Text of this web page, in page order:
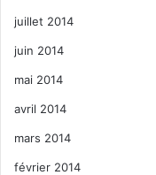
juillet 2014
juin 2014
mai 2014
avril 2014
mars 2014
février 2014